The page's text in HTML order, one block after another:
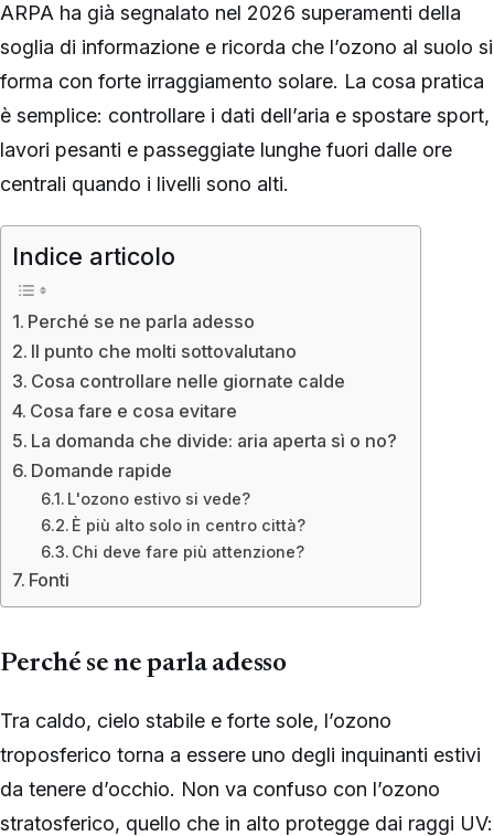
ARPA ha già segnalato nel 2026 superamenti della
soglia di informazione e ricorda che l’ozono al suolo si
forma con forte irraggiamento solare. La cosa pratica
è semplice: controllare i dati dell’aria e spostare sport,
lavori pesanti e passeggiate lunghe fuori dalle ore
centrali quando i livelli sono alti.
Indice articolo
Perché se ne parla adesso
Il punto che molti sottovalutano
Cosa controllare nelle giornate calde
Cosa fare e cosa evitare
La domanda che divide: aria aperta sì o no?
Domande rapide
L'ozono estivo si vede?
È più alto solo in centro città?
Chi deve fare più attenzione?
Fonti
Perché se ne parla adesso
Tra caldo, cielo stabile e forte sole, l’ozono
troposferico torna a essere uno degli inquinanti estivi
da tenere d’occhio. Non va confuso con l’ozono
stratosferico, quello che in alto protegge dai raggi UV: